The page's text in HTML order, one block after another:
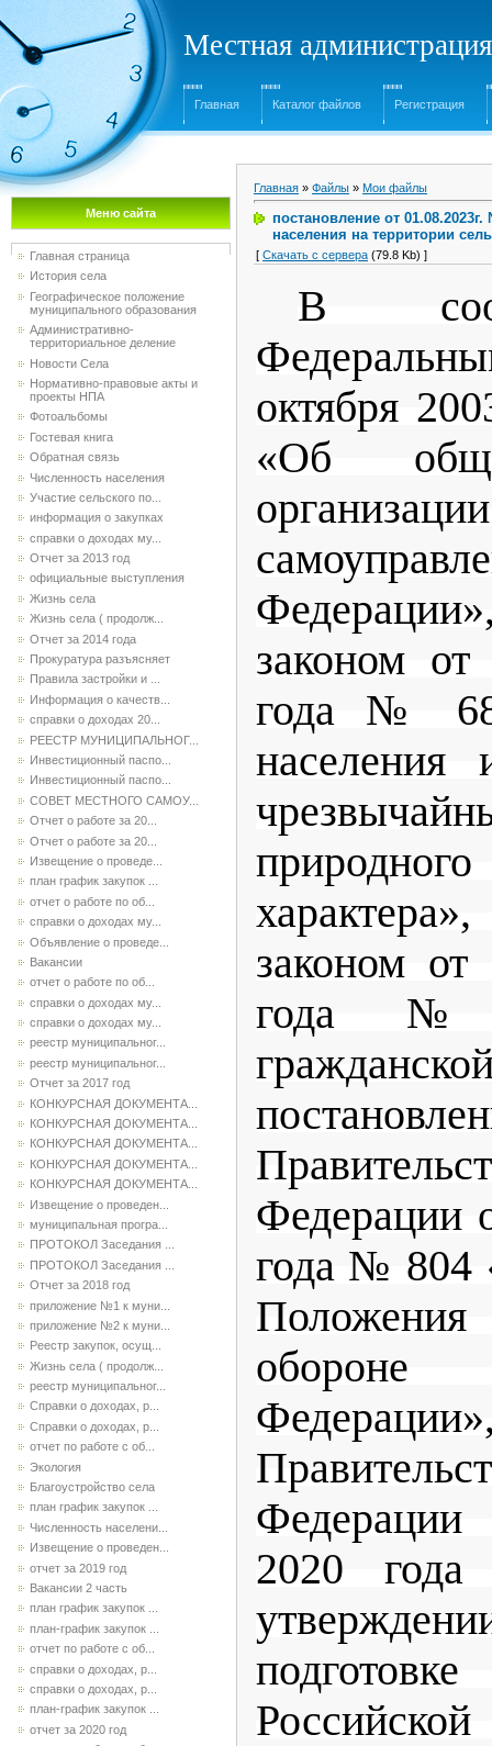
Местная
Главная Каталог файлов Регистрация
Меню сайта
Главная страница
История села
Географическое положение
муниципального образования
Административно-
территориальное деление
Новости Села
Нормативно-правовые акты и
проекты НПА
Фотоальбомы
Гостевая книга
Обратная связь
Численность населения
Участие сельского по...
информация о закупках
справки о доходах му...
Отчет за 2013 год
официальные выступления
Жизнь села
Жизнь села ( продолж...
Отчет за 2014 года
Прокуратура разъясняет
Правила застройки и ...
Информация о качеств...
справки о доходах 20...
РЕЕСТР МУНИЦИПАЛЬНОГ...
Инвестиционный паспо...
Инвестиционный паспо...
СОВЕТ МЕСТНОГО САМОУ...
Отчет о работе за 20...
Отчет о работе за 20...
Извещение о проведе...
план график закупок ...
отчет о работе по об...
справки о доходах му...
Объявление о проведе...
Вакансии
отчет о работе по об...
справки о доходах му...
справки о доходах му...
реестр муниципальног...
реестр муниципальног...
Отчет за 2017 год
КОНКУРСНАЯ ДОКУМЕНТА...
КОНКУРСНАЯ ДОКУМЕНТА...
КОНКУРСНАЯ ДОКУМЕНТА...
КОНКУРСНАЯ ДОКУМЕНТА...
КОНКУРСНАЯ ДОКУМЕНТА...
Извещение о проведен...
муниципальная програ...
ПРОТОКОЛ Заседания ...
ПРОТОКОЛ Заседания ...
Отчет за 2018 год
приложение №1 к муни...
приложение №2 к муни...
Реестр закупок, осущ...
Жизнь села ( продолж...
реестр муниципальног...
Справки о доходах, р...
Справки о доходах, р...
отчет по работе с об...
Экология
Благоустройство села
план график закупок ...
Численность населени...
Извещение о проведен...
отчет за 2019 год
Вакансии 2 часть
план график закупок ...
план-график закупок ...
отчет по работе с об...
справки о доходах, р...
справки о доходах, р...
план-график закупок ...
отчет за 2020 год
Главная » Файлы » Мои файлы
постановление от
населения на территории
[ Скачать с сервера (79.8 Kb) ]
В
октября
«Об
законом
года №
населения
законом
года
Федерации
года № 804
обороне
2020